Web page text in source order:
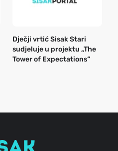
Dječji vrtić Sisak Stari
sudjeluje u projektu „The
Tower of Expectations“